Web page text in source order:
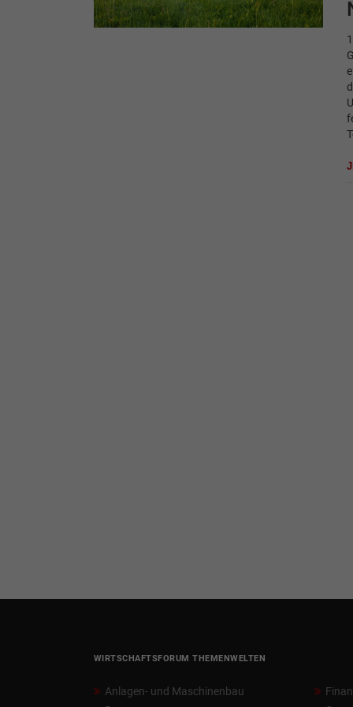
WIRTSCHAFTSFORUM THEMENWELTEN
Anlagen- und Maschinenbau